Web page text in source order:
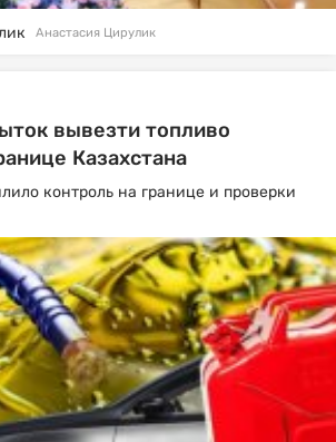
Анастасия Цирулик
вывезти топливо
Казахстана
контроль на границе и проверки